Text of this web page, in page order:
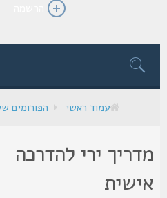
הרשמה
עמוד ראשי הפורומים של
ירי להדרכה